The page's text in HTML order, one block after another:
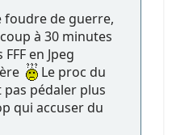
foudre de guerre,
à 30 minutes
en Jpeg
Le proc du
pédaler plus
qui accuser du